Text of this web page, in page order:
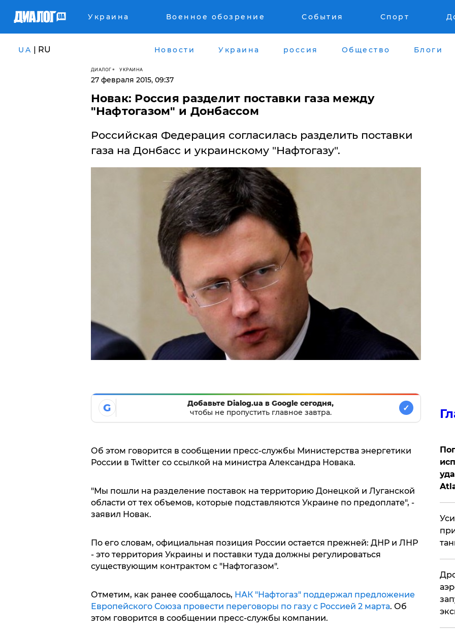
Украина Военное обозрение События Спорт
UA | RU Новости Украина россия Общество Блоги
ДИАЛОГ УКРАИНА
27 февраля 2015, 09:37
Новак: Россия разделит поставки газа между
"Нафтогазом" и Донбассом
​Российская Федерация согласилась разделить поставки
газа на Донбасс и украинскому "Нафтогазу".
G
Добавьте Dialog.ua в Google сегодня,
чтобы не пропустить главное завтра.
✓
Об этом говорится в сообщении пресс-службы Министерства энергетики
России в Twitter со ссылкой на министра Александра Новака.
"Мы пошли на разделение поставок на территорию Донецкой и Луганской
области от тех объемов, которые подставляются Украине по предоплате", -
заявил Новак.
По его словам, официальная позиция России остается прежней: ДНР и ЛНР
- это территория Украины и поставки туда должны регулироваться
существующим контрактом с "Нафтогазом".
Отметим, как ранее сообщалось, НАК "Нафтогаз" поддержал предложение
Европейского Союза провести переговоры по газу с Россией 2 марта. Об
этом говорится в сообщении пресс-службы компании.